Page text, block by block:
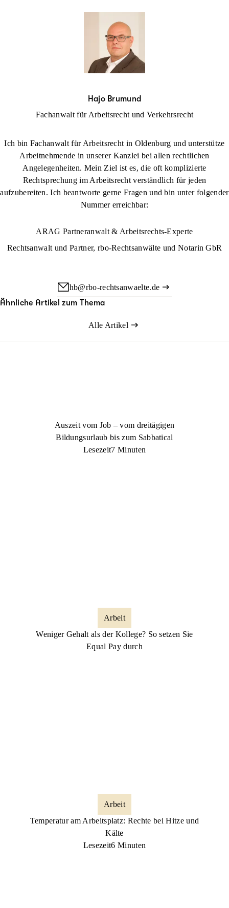
Hajo Brumund
Fachanwalt für Arbeitsrecht und Verkehrsrecht
Ich bin Fachanwalt für Arbeitsrecht in Oldenburg und unterstütze
Arbeitnehmende in unserer Kanzlei bei allen rechtlichen
Angelegenheiten. Mein Ziel ist es, die oft komplizierte
Rechtsprechung im Arbeitsrecht verständlich für jeden
aufzubereiten. Ich beantworte gerne Fragen und bin unter folgender
Nummer erreichbar:
ARAG Partneranwalt & Arbeitsrechts-Experte
Rechtsanwalt und Partner, rbo-Rechtsanwälte und Notarin GbR
hb@rbo-rechtsanwaelte.de
Ähnliche Artikel zum Thema
Alle Artikel
Auszeit vom Job – vom dreitägigen
Bildungsurlaub bis zum Sabbatical
Lesezeit7 Minuten
Arbeit
Weniger Gehalt als der Kollege? So setzen Sie
Equal Pay durch
Arbeit
Temperatur am Arbeitsplatz: Rechte bei Hitze und
Kälte
Lesezeit6 Minuten